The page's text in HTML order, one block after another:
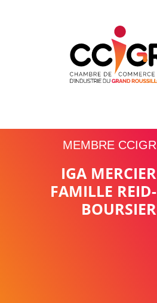
MEMBRE CCIGR
IGA MERCIER
FAMILLE REID-
BOURSIER